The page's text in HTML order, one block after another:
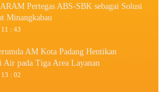
Pertegas ABS-SBK sebagai Solusi
Minangkabau
11 : 43
AM Kota Padang Hentikan
Air pada Tiga Area Layanan
13 : 02